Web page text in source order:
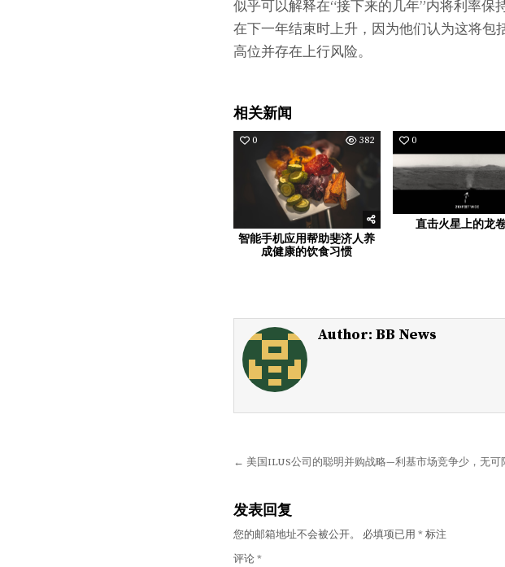
似乎可以解释在“接下来的几年”内将利率保
在下一年结束时上升，因为他们认为这将包
高位并存在上行风险。
相关新闻
0 382
智能手机应用帮助斐济人养
成健康的饮食习惯
0
直击火星上的龙
Author: BB News
文
导
航
← 美国ILUS公司的聪明并购战略—利基市场竞争少，无可
发表回复
您的邮箱地址不会被公开。 必填项已用 *标注
评论*